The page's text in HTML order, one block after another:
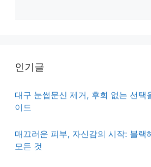
인기글
대구 눈썹문신 제거, 후회 없는 선택
이드
매끄러운 피부, 자신감의 시작: 블랙
모든 것